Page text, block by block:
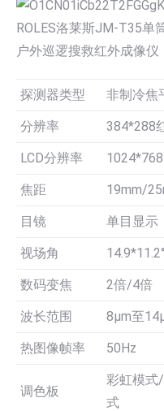
探测器类型 非制冷焦
分辨率 384*288
LCD分辨率 1024*768
焦距 19mm/
目镜 单目显示
视场角
数码变焦 2倍/4倍
波长范围 8μm至
热图像帧率 50Hz
调色板
彩虹模式
式